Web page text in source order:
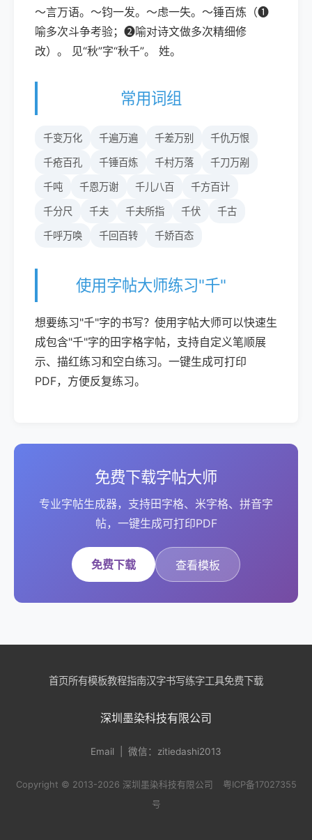
～言万语。～钧一发。～虑一失。～锤百炼（❶
喻多次斗争考验；❷喻对诗文做多次精细修
改）。 见“秋”字“秋千”。 姓。
常用词组
千变万化 千遍万遍 千差万别 千仇万恨
千疮百孔 千锤百炼 千村万落 千刀万剐
千吨 千恩万谢 千儿八百 千方百计
千分尺 千夫 千夫所指 千伏 千古
千呼万唤 千回百转 千娇百态
使用字帖大师练习"千"
想要练习"千"字的书写？使用字帖大师可以快速生
成包含"千"字的田字格字帖，支持自定义笔顺展
示、描红练习和空白练习。一键生成可打印
PDF，方便反复练习。
免费下载字帖大师
专业字帖生成器，支持田字格、米字格、拼音字
帖，一键生成可打印PDF
免费下载 查看模板
首页所有模板教程指南汉字书写练字工具免费下载
深圳墨染科技有限公司
Email | 微信：zitiedashi2013
Copyright © 2013-2026 深圳墨染科技有限公司
粤ICP备17027355
号